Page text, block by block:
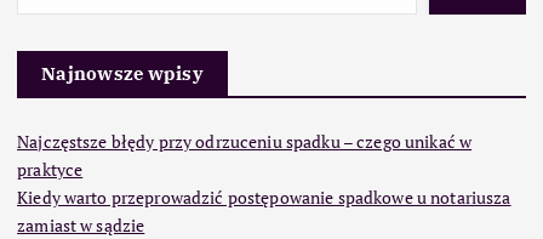
Najnowsze wpisy
Najczęstsze błędy przy odrzuceniu spadku – czego unikać w
praktyce
Kiedy warto przeprowadzić postępowanie spadkowe u notariusza
zamiast w sądzie